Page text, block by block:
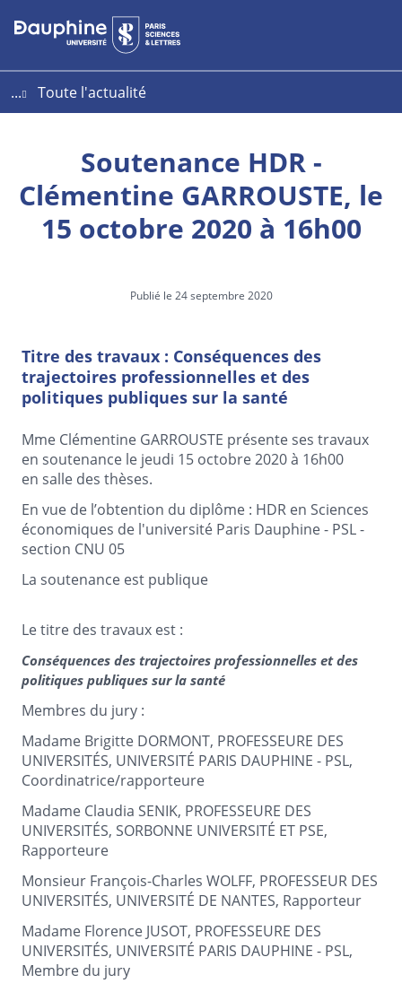
Aller
au
Aller
au
Plan
du
...
Toute l'actualité
Soutenance HDR -
Clémentine GARROUSTE, le
15 octobre 2020 à 16h00
Publié le 24 septembre 2020
Titre des travaux : Conséquences des
trajectoires professionnelles et des
politiques publiques sur la santé
Mme Clémentine GARROUSTE présente ses travaux
en soutenance le jeudi 15 octobre 2020 à 16h00
en salle des thèses.
En vue de l’obtention du diplôme : HDR en Sciences
économiques de l'université Paris Dauphine - PSL -
section CNU 05
La soutenance est publique
Le titre des travaux est :
Conséquences des trajectoires professionnelles et des
politiques publiques sur la santé
Membres du jury :
Madame Brigitte DORMONT, PROFESSEURE DES
UNIVERSITÉS, UNIVERSITÉ PARIS DAUPHINE - PSL,
Coordinatrice/rapporteure
Madame Claudia SENIK, PROFESSEURE DES
UNIVERSITÉS, SORBONNE UNIVERSITÉ ET PSE,
Rapporteure
Monsieur François-Charles WOLFF, PROFESSEUR DES
UNIVERSITÉS, UNIVERSITÉ DE NANTES, Rapporteur
Madame Florence JUSOT, PROFESSEURE DES
UNIVERSITÉS, UNIVERSITÉ PARIS DAUPHINE - PSL,
Membre du jury